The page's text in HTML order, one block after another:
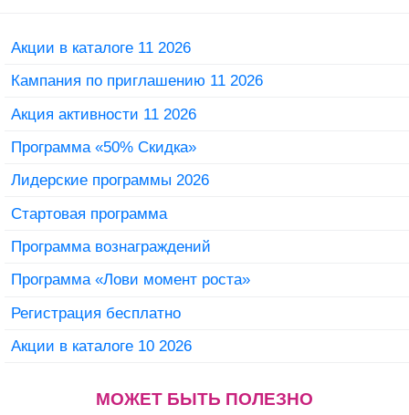
Акции в каталоге 11 2026
Кампания по приглашению 11 2026
Акция активности 11 2026
Программа «50% Скидка»
Лидерские программы 2026
Стартовая программа
Программа вознаграждений
Программа «Лови момент роста»
Регистрация бесплатно
Акции в каталоге 10 2026
МОЖЕТ БЫТЬ ПОЛЕЗНО